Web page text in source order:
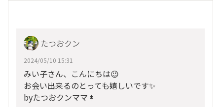
たつおクン
2024/05/10 15:31
みい子さん、こんにちは😉
お会い出来るのとっても嬉しいです✨
byたつおクンママ👩